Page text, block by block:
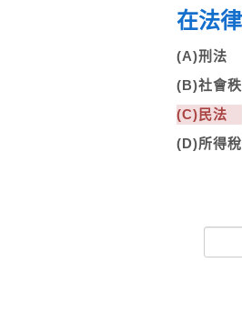
在法
(A)刑法
(B)社會
(C)民法
(D)所得稅